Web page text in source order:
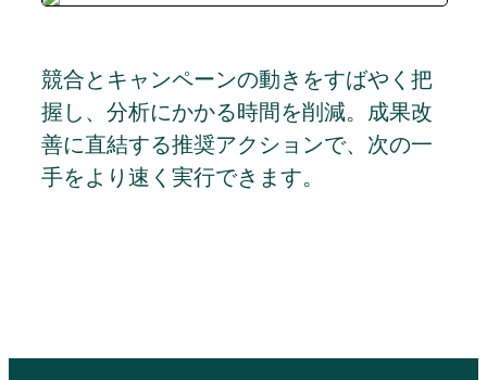
競合とキャンペーンの動きをすばやく把
握し、分析にかかる時間を削減。成果改
善に直結する推奨アクションで、次の一
手をより速く実行できます。